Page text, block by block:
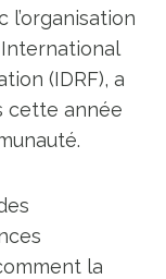
l’organisation
(IDRF), a
cette année
la